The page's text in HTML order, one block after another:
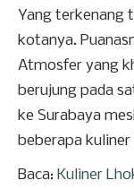
Yang terkenang
kotanya.
Atmosfer yang
berujung pada
ke Surabaya
beberapa kuliner
Baca: Kuliner